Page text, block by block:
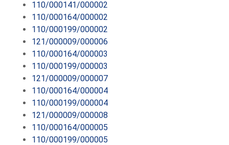
110/000141/000002
110/000164/000002
110/000199/000002
121/000009/000006
110/000164/000003
110/000199/000003
121/000009/000007
110/000164/000004
110/000199/000004
121/000009/000008
110/000164/000005
110/000199/000005